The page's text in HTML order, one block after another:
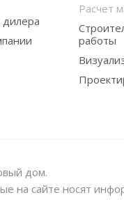
Расчет
работы
дом.
на сайте носят